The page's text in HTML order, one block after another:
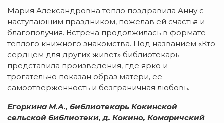
Мария Александровна тепло поздравила Анну с
наступающим праздником, пожелав ей счастья и
благополучия. Встреча продолжилась в формате
теплого книжного знакомства. Под названием «Кто
сердцем для других живет» библиотекарь
представила произведения, где ярко и
трогательно показан образ матери, ее
самоотверженность и безграничная любовь.
Егоркина М.А., библиотекарь Кокинской
сельской библиотеки, д. Кокино, Комаричский